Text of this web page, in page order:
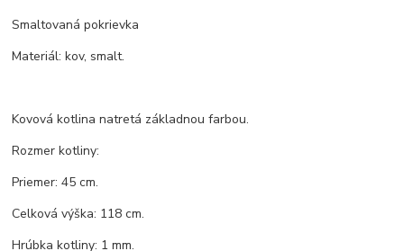
Smaltovaná pokrievka
Materiál: kov, smalt.
Kovová kotlina natretá základnou farbou.
Rozmer kotliny:
Priemer: 45 cm.
Celková výška: 118 cm.
Hrúbka kotliny: 1 mm.